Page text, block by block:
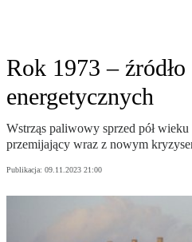
Rok 1973 –
energetycznych
Wstrząs paliwowy sprzed pół wieku
przemijający wraz z nowym
Publikacja: 09.11.2023 21:00